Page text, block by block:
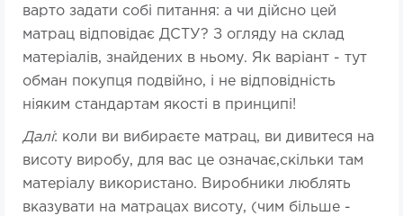
варто задати собі питання: а чи дійсно цей
матрац відповідає ДСТУ? З огляду на склад
матеріалів, знайдених в ньому. Як варіант - тут
обман покупця подвійно, і не відповідність
ніяким стандартам якості в принципі!
Далі: коли ви вибираєте матрац, ви дивитеся на
висоту виробу, для вас це означає,скільки там
матеріалу використано. Виробники люблять
вказувати на матрацах висоту, (чим більше -